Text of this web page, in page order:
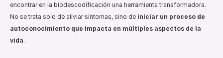
encontrar en la biodescodificación una herramienta transformadora.
No se trata solo de aliviar síntomas, sino de iniciar un proceso de
autoconocimiento que impacta en múltiples aspectos de la
vida.